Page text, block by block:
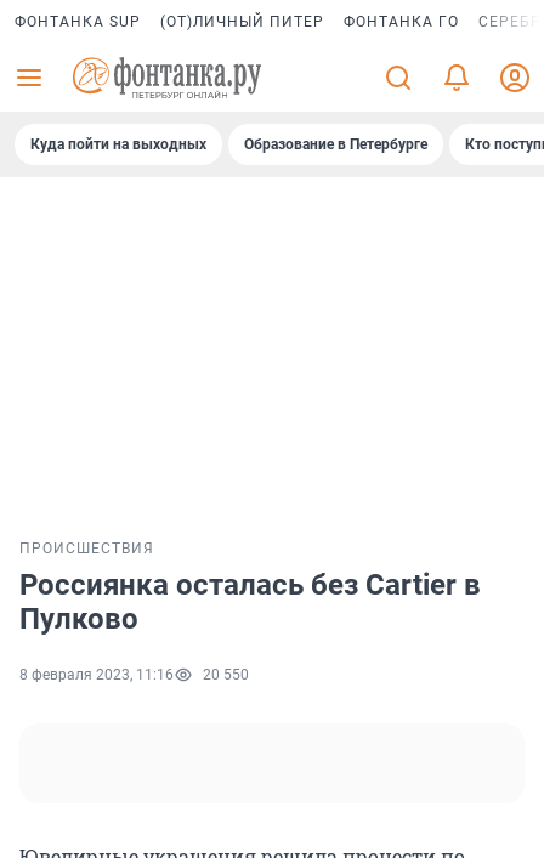
ФОНТАНКА SUP (ОТ)ЛИЧНЫЙ ПИТЕР ФОНТАНКА ГО
Куда пойти на выходных Образование в Петербурге Кто
ПРОИСШЕСТВИЯ
Россиянка осталась без Cartier в
Пулково
8 февраля 2023, 11:16 20 550